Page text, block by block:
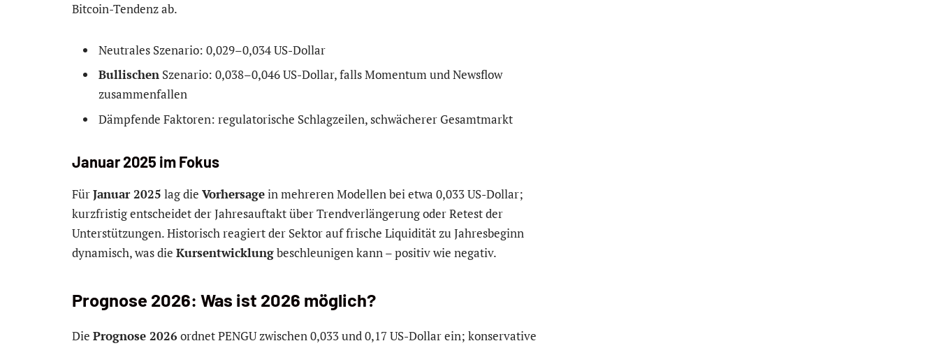
Bitcoin-Tendenz ab.
Neutrales Szenario: 0,029–0,034 US-Dollar
Bullischen Szenario: 0,038–0,046 US-Dollar, falls Momentum und Newsflow
zusammenfallen
Dämpfende Faktoren: regulatorische Schlagzeilen, schwächerer Gesamtmarkt
Januar 2025 im Fokus
FürJanuar 2025 lag die Vorhersagein mehreren Modellen bei etwa 0,033 US-Dollar;
kurzfristig entscheidet der Jahresauftakt über Trendverlängerung oder Retest der
Unterstützungen. Historisch reagiert der Sektor auf frische Liquidität zu Jahresbeginn
dynamisch, was die Kursentwicklungbeschleunigen kann – positiv wie negativ.
Prognose 2026: Was ist 2026 möglich?
Die Prognose 2026 ordnet PENGU zwischen 0,033 und 0,17 US-Dollar ein; konservative